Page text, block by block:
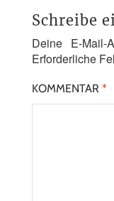
Schreibe
Deine E-Mail-
Erforderliche
KOMMENTAR *